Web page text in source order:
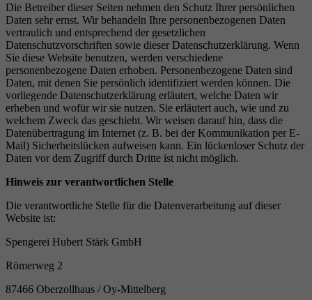
Die Betreiber dieser Seiten nehmen den Schutz Ihrer persönlichen
Daten sehr ernst. Wir behandeln Ihre personenbezogenen Daten
vertraulich und entsprechend der gesetzlichen
Datenschutzvorschriften sowie dieser Datenschutzerklärung. Wenn
Sie diese Website benutzen, werden verschiedene
personenbezogene Daten erhoben. Personenbezogene Daten sind
Daten, mit denen Sie persönlich identifiziert werden können. Die
vorliegende Datenschutzerklärung erläutert, welche Daten wir
erheben und wofür wir sie nutzen. Sie erläutert auch, wie und zu
welchem Zweck das geschieht. Wir weisen darauf hin, dass die
Datenübertragung im Internet (z. B. bei der Kommunikation per E-
Mail) Sicherheitslücken aufweisen kann. Ein lückenloser Schutz der
Daten vor dem Zugriff durch Dritte ist nicht möglich.
Hinweis zur verantwortlichen Stelle
Die verantwortliche Stelle für die Datenverarbeitung auf dieser
Website ist:
Spengerei Hubert Stärk GmbH
Römerweg 2
87466 Oberzollhaus / Oy-Mittelberg